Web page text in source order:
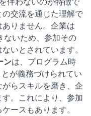
交流を通じた理解で
りません。企業は
ないため、参加その
いとされています。
ンは、プログラム時
が義務づけられてい
らスキルを磨き、企
。これにより、参加
ースもあります。